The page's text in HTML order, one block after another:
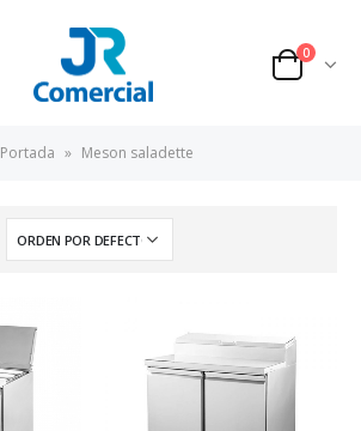
0
Portada » Meson saladette